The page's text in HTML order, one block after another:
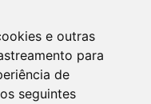
e outras
para
de
seguintes